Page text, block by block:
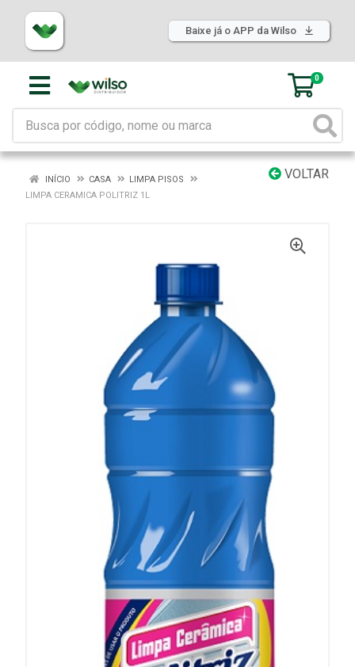
Baixe já o APP da Wilso
0
VOLTAR
INÍCIO CASA
LIMPA PISOS
LIMPA CERAMICA POLITRIZ 1L